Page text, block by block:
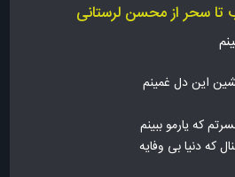
سحر از محسن لرستانی
این دل غمینم
که یارمو ببینم
که دنیا بی وفایه